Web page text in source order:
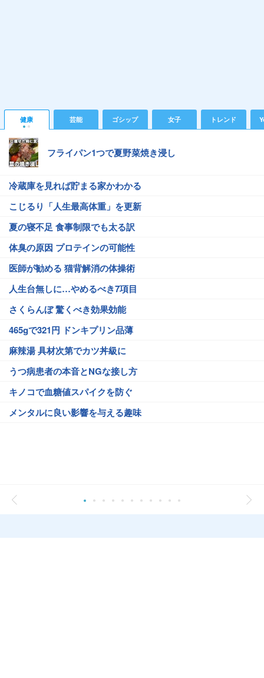
健康 芸能 ゴシップ 女子 トレンド
フライパン1つで夏野菜焼き浸し
冷蔵庫を見れば貯まる家かわかる
こじるり「人生最高体重」を更新
夏の寝不足 食事制限でも太る訳
体臭の原因 プロテインの可能性
医師が勧める 猫背解消の体操術
人生台無しに…やめるべき7項目
さくらんぼ 驚くべき効果効能
465gで321円 ドンキプリン品薄
麻辣湯 具材次第でカツ丼級に
うつ病患者の本音とNGな接し方
キノコで血糖値スパイクを防ぐ
メンタルに良い影響を与える趣味